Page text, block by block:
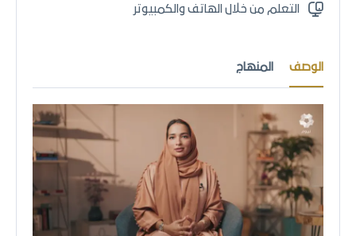
الوصف المنهاج
التعلم من خلال الهاتف والكمبيوتر